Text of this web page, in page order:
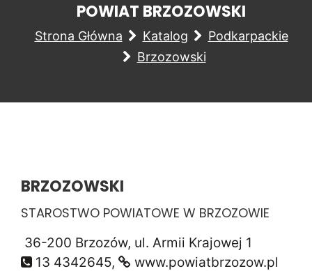
POWIAT BRZOZOWSKI
Strona Główna Katalog
Podkarpackie
Brzozowski
BRZOZOWSKI
STAROSTWO POWIATOWE W BRZOZOWIE
36-200 Brzozów, ul. Armii Krajowej 1
13 4342645,
www.powiatbrzozow.pl